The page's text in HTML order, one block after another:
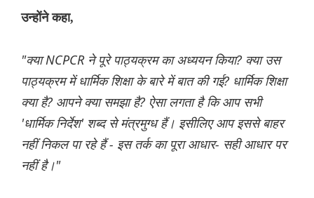
उन्होंने कहा,
"क्या NCPCR ने पूरे पाठ्यक्रम का अध्ययन किया? क्या उस
पाठ्यक्रम में धार्मिक शिक्षा के बारे में बात की गई? धार्मिक शिक्षा
क्या है? आपने क्या समझा है? ऐसा लगता है कि आप सभी
'धार्मिक निर्देश' शब्द से मंत्रमुग्ध हैं। इसीलिए आप इससे बाहर
नहीं निकल पा रहे हैं - इस तर्क का पूरा आधार- सही आधार पर
नहीं है।"